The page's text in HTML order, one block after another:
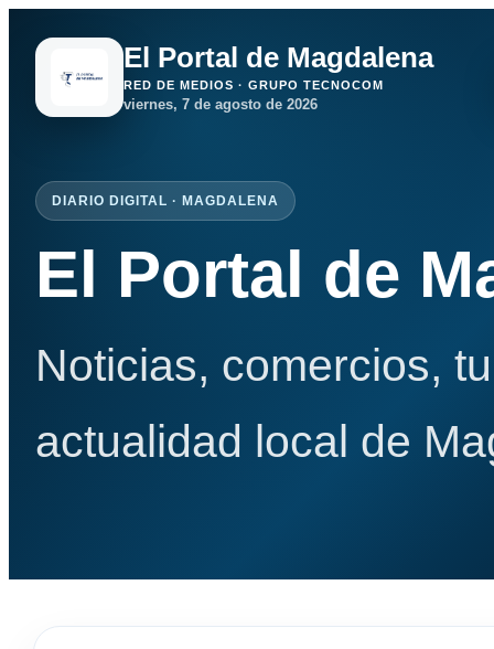
El Portal de Magdalena
RED DE MEDIOS · GRUPO TECNOCOM
viernes, 7 de agosto de 2026
DIARIO DIGITAL · MAGDALENA
El Portal de
Noticias, comercios,
actualidad local de